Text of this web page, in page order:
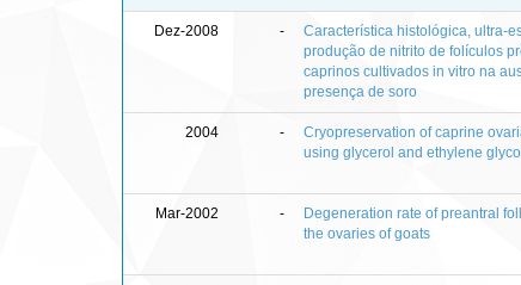
Dez-2008 -
Característica histológica, ultra-
produção de nitrito de folículos
caprinos cultivados in vitro na
presença de soro
2004 -
Cryopreservation of caprine
using glycerol and ethylene
Mar-2002 -
Degeneration rate of preantral
the ovaries of goats